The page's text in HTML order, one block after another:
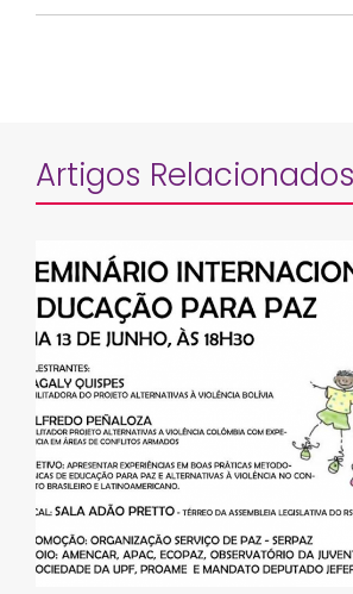
Artigos Relacionados